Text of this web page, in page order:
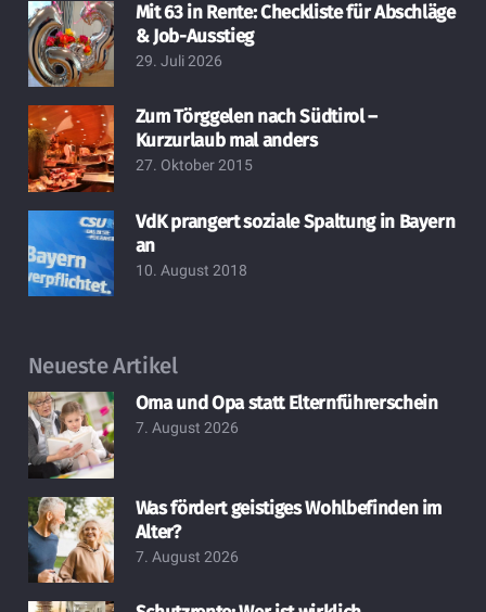
Mit 63 in Rente: Checkliste für Abschläge
& Job-Ausstieg
29. Juli 2026
Zum Törggelen nach Südtirol –
Kurzurlaub mal anders
27. Oktober 2015
VdK prangert soziale Spaltung in Bayern
an
10. August 2018
Neueste Artikel
Oma und Opa statt Elternführerschein
7. August 2026
Was fördert geistiges Wohlbefinden im
Alter?
7. August 2026